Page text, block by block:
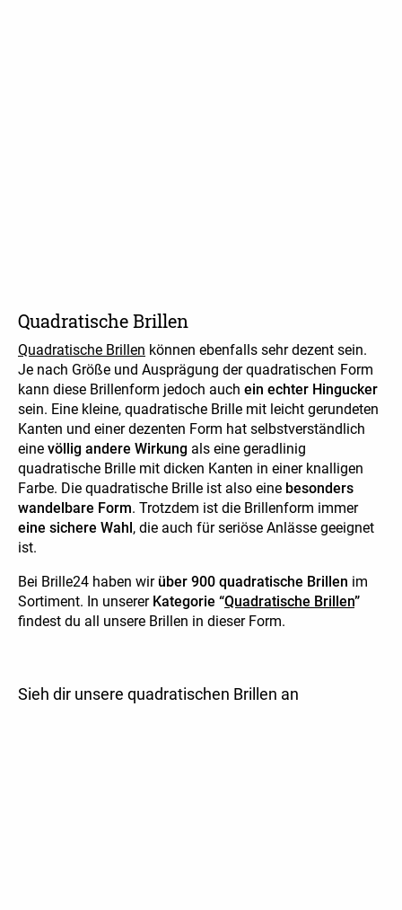
Quadratische Brillen
Quadratische Brillen können ebenfalls sehr dezent sein.
Je nach Größe und Ausprägung der quadratischen Form
kann diese Brillenform jedoch auch ein echter Hingucker
sein. Eine kleine, quadratische Brille mit leicht gerundeten
Kanten und einer dezenten Form hat selbstverständlich
eine völlig andere Wirkung als eine geradlinig
quadratische Brille mit dicken Kanten in einer knalligen
Farbe. Die quadratische Brille ist also eine besonders
wandelbare Form. Trotzdem ist die Brillenform immer
eine sichere Wahl, die auch für seriöse Anlässe geeignet
ist.
Bei Brille24 haben wir über 900 quadratische Brillen im
Sortiment. In unserer Kategorie “Quadratische Brillen”
findest du all unsere Brillen in dieser Form.
Sieh dir unsere quadratischen Brillen an